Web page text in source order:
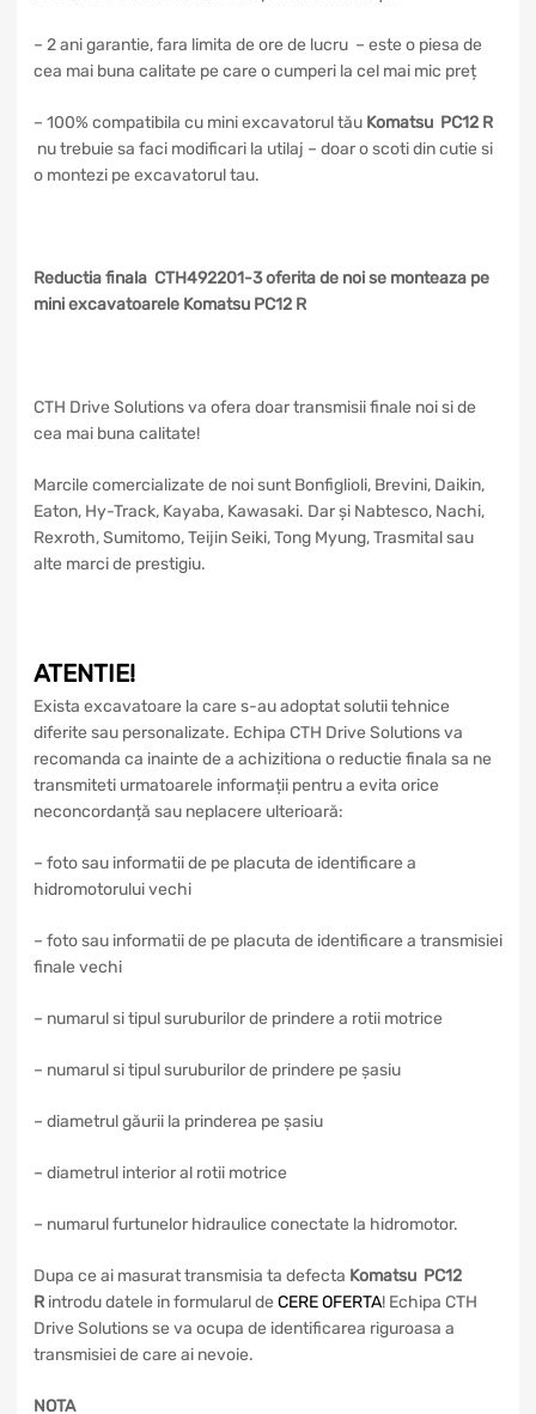
– 2 ani garantie, fara limita de ore de lucru – este o piesa de
cea mai buna calitate pe care o cumperi la cel mai mic preț
– 100% compatibila cu mini excavatorul tău Komatsu PC12 R
nu trebuie sa faci modificari la utilaj – doar o scoti din cutie si
o montezi pe excavatorul tau.
Reductia finala CTH492201-3 oferita de noi se monteaza pe
mini excavatoarele Komatsu PC12 R
CTH Drive Solutions va ofera doar transmisii finale noi si de
cea mai buna calitate!
Marcile comercializate de noi sunt Bonfiglioli, Brevini, Daikin,
Eaton, Hy-Track, Kayaba, Kawasaki. Dar și Nabtesco, Nachi,
Rexroth, Sumitomo, Teijin Seiki, Tong Myung, Trasmital sau
alte marci de prestigiu.
ATENTIE!
Exista excavatoare la care s-au adoptat solutii tehnice
diferite sau personalizate. Echipa CTH Drive Solutions va
recomanda ca inainte de a achizitiona o reductie finala sa ne
transmiteti urmatoarele informații pentru a evita orice
neconcordanță sau neplacere ulterioară:
– foto sau informatii de pe placuta de identificare a
hidromotorului vechi
– foto sau informatii de pe placuta de identificare a transmisiei
finale vechi
– numarul si tipul suruburilor de prindere a rotii motrice
– numarul si tipul suruburilor de prindere pe șasiu
– diametrul găurii la prinderea pe șasiu
– diametrul interior al rotii motrice
– numarul furtunelor hidraulice conectate la hidromotor.
Dupa ce ai masurat transmisia ta defecta Komatsu PC12
R introdu datele in formularul de CERE OFERTA! Echipa CTH
Drive Solutions se va ocupa de identificarea riguroasa a
transmisiei de care ai nevoie.
NOTA